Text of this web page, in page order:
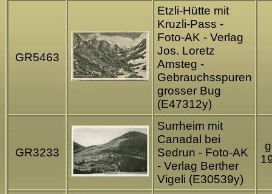
GR5463
Etzli-Hütte mit
Kruzli-Pass -
Foto-AK - Verlag
Jos. Loretz
Amsteg -
Gebrauchsspuren
grosser Bug
(E47312y)
GR3233
Surrheim mit
Canadal bei
Sedrun - Foto-AK
- Verlag Berther
Vigeli (E30539y)